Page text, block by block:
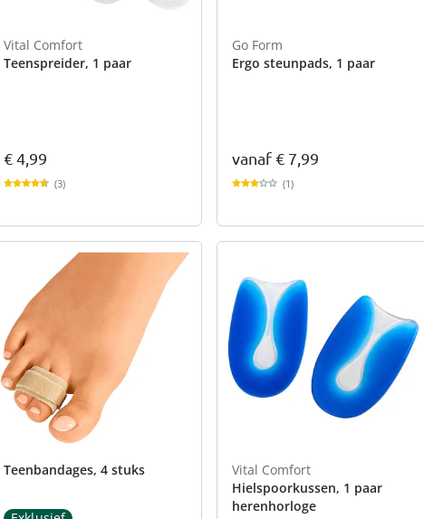
Vital Comfort
Teenspreider, 1 paar
€ 4,99
(3)
Go Form
Ergo steunpads, 1 paar
vanaf€ 7,99
(1)
Teenbandages, 4 stuks
Vital Comfort
Hielspoorkussen, 1 paar
herenhorloge